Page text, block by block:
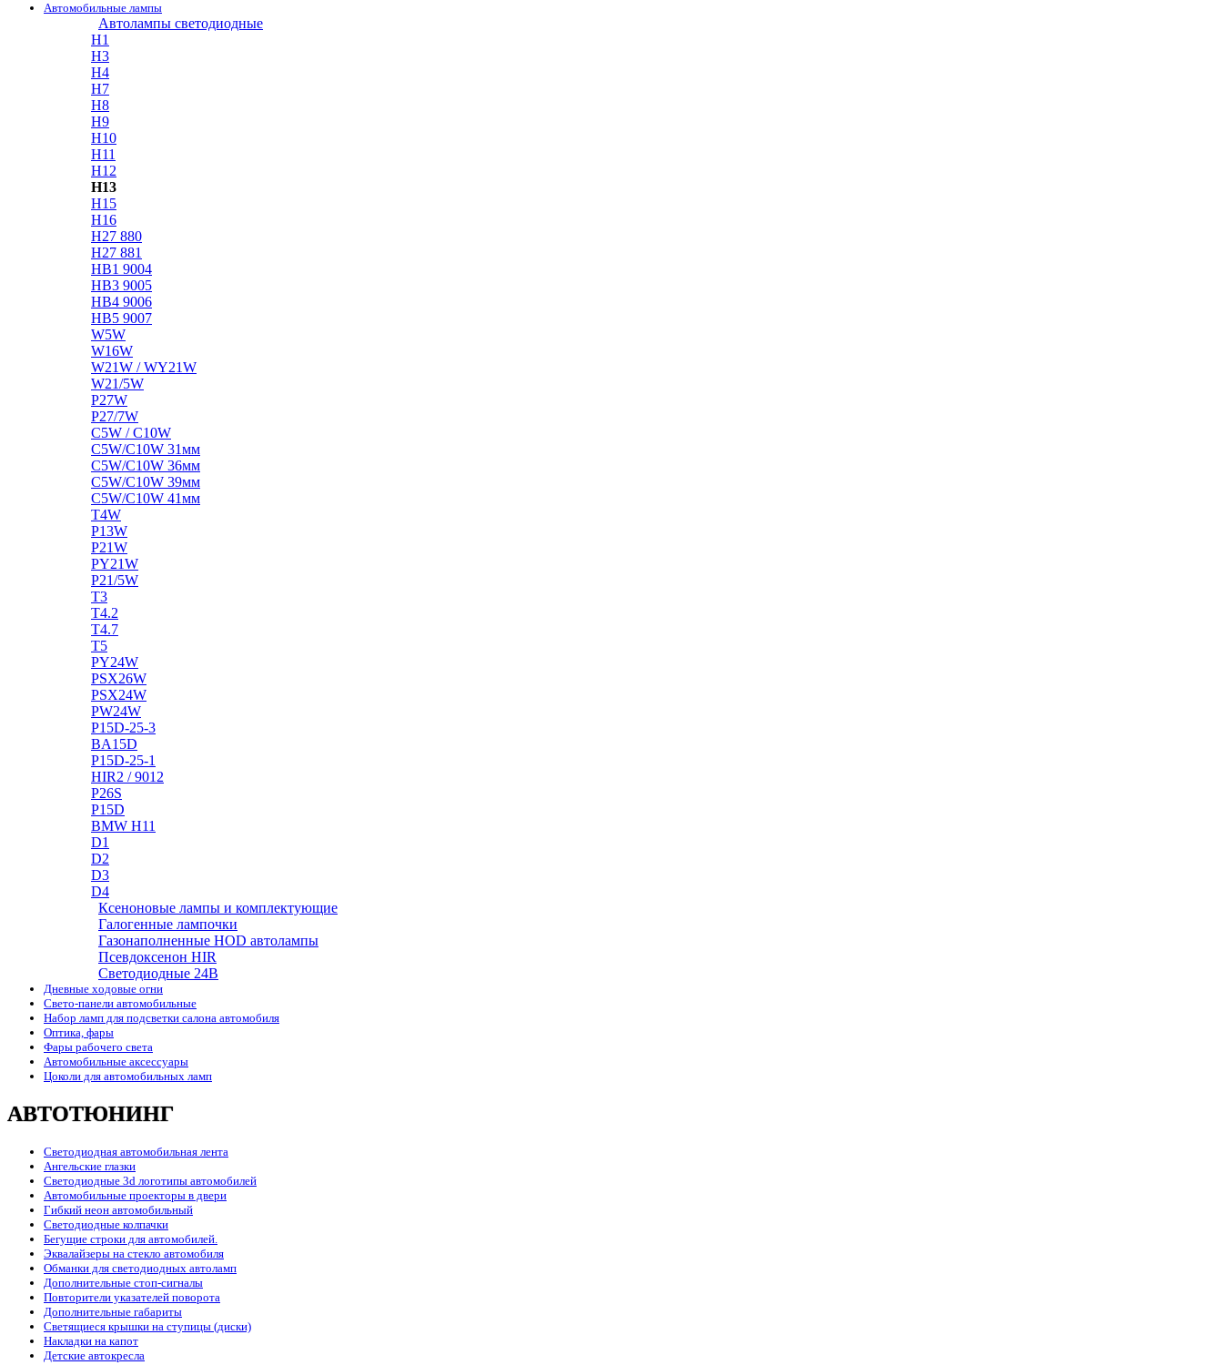
Автомобильные лампы
Автолампы светодиодные
H1
H3
H4
H7
H8
H9
H10
H11
H12
H13
H15
H16
H27 880
H27 881
HB1 9004
HB3 9005
HB4 9006
HB5 9007
W5W
W16W
W21W / WY21W
W21/5W
P27W
P27/7W
C5W / C10W
C5W/C10W 31мм
C5W/C10W 36мм
C5W/C10W 39мм
C5W/C10W 41мм
T4W
P13W
P21W
PY21W
P21/5W
T3
T4.2
T4.7
T5
PY24W
PSX26W
PSX24W
PW24W
P15D-25-3
BA15D
P15D-25-1
HIR2 / 9012
P26S
P15D
BMW H11
D1
D2
D3
D4
Ксеноновые лампы и комплектующие
Галогенные лампочки
Газонаполненные HOD автолампы
Псевдоксенон HIR
Cветодиодные 24B
Дневные ходовые огни
Свето-панели автомобильные
Набор ламп для подсветки салона автомобиля
Оптика, фары
Фары рабочего света
Автомобильные аксессуары
Цоколи для автомобильных ламп
АВТОТЮНИНГ
Светодиодная автомобильная лента
Ангельские глазки
Светодиодные 3d логотипы автомобилей
Автомобильные проекторы в двери
Гибкий неон автомобильный
Светодиодные колпачки
Бегущие строки для автомобилей.
Эквалайзеры на стекло автомобиля
Обманки для светодиодных автоламп
Дополнительные стоп-сигналы
Повторители указателей поворота
Дополнительные габариты
Светящиеся крышки на ступицы (диски)
Накладки на капот
Детские автокресла